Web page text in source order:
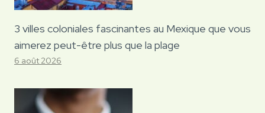
3 villes coloniales fascinantes au Mexique que vous
aimerez peut-être plus que la plage
6 août 2026